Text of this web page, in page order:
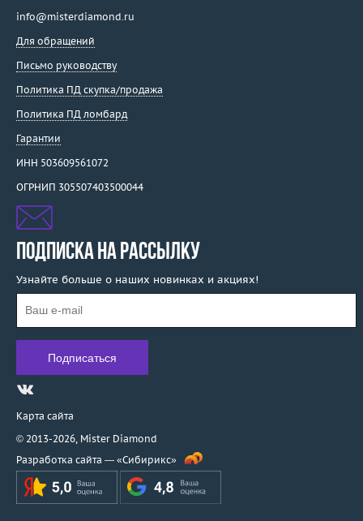
info@misterdiamond.ru
Для обращений
Письмо руководству
Политика ПД скупка/продажа
Политика ПД ломбард
Гарантии
ИНН 503609561072
ОГРНИП 305507403500044
ПОДПИСКА НА РАССЫЛКУ
Узнайте больше о наших новинках и акциях!
Карта сайта
© 2013-2026, Mister Diamond
Разработка сайта — «Сибирикс»